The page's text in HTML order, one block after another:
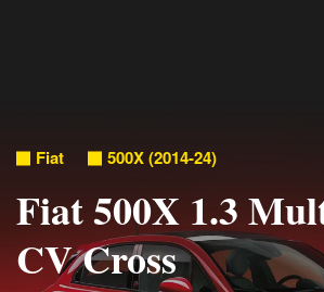
Fiat 500X (2014-24)
Fiat 500X 1.3
CV Cross